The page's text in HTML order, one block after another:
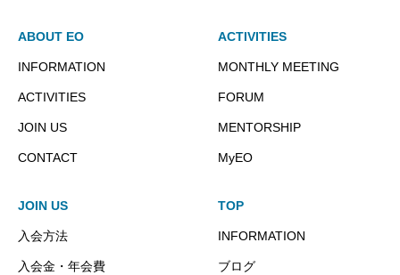
ABOUT EO
INFORMATION
ACTIVITIES
JOIN US
CONTACT
ACTIVITIES
MONTHLY MEETING
FORUM
MENTORSHIP
MyEO
JOIN US
入会方法
入会金・年会費
TOP
INFORMATION
ブログ